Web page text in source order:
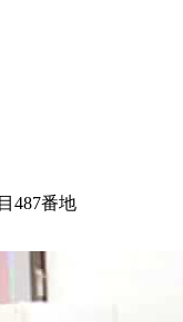
487番地